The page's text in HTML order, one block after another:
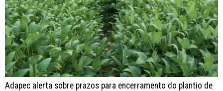
Adapec alerta sobre prazos para encerramento do plantio de